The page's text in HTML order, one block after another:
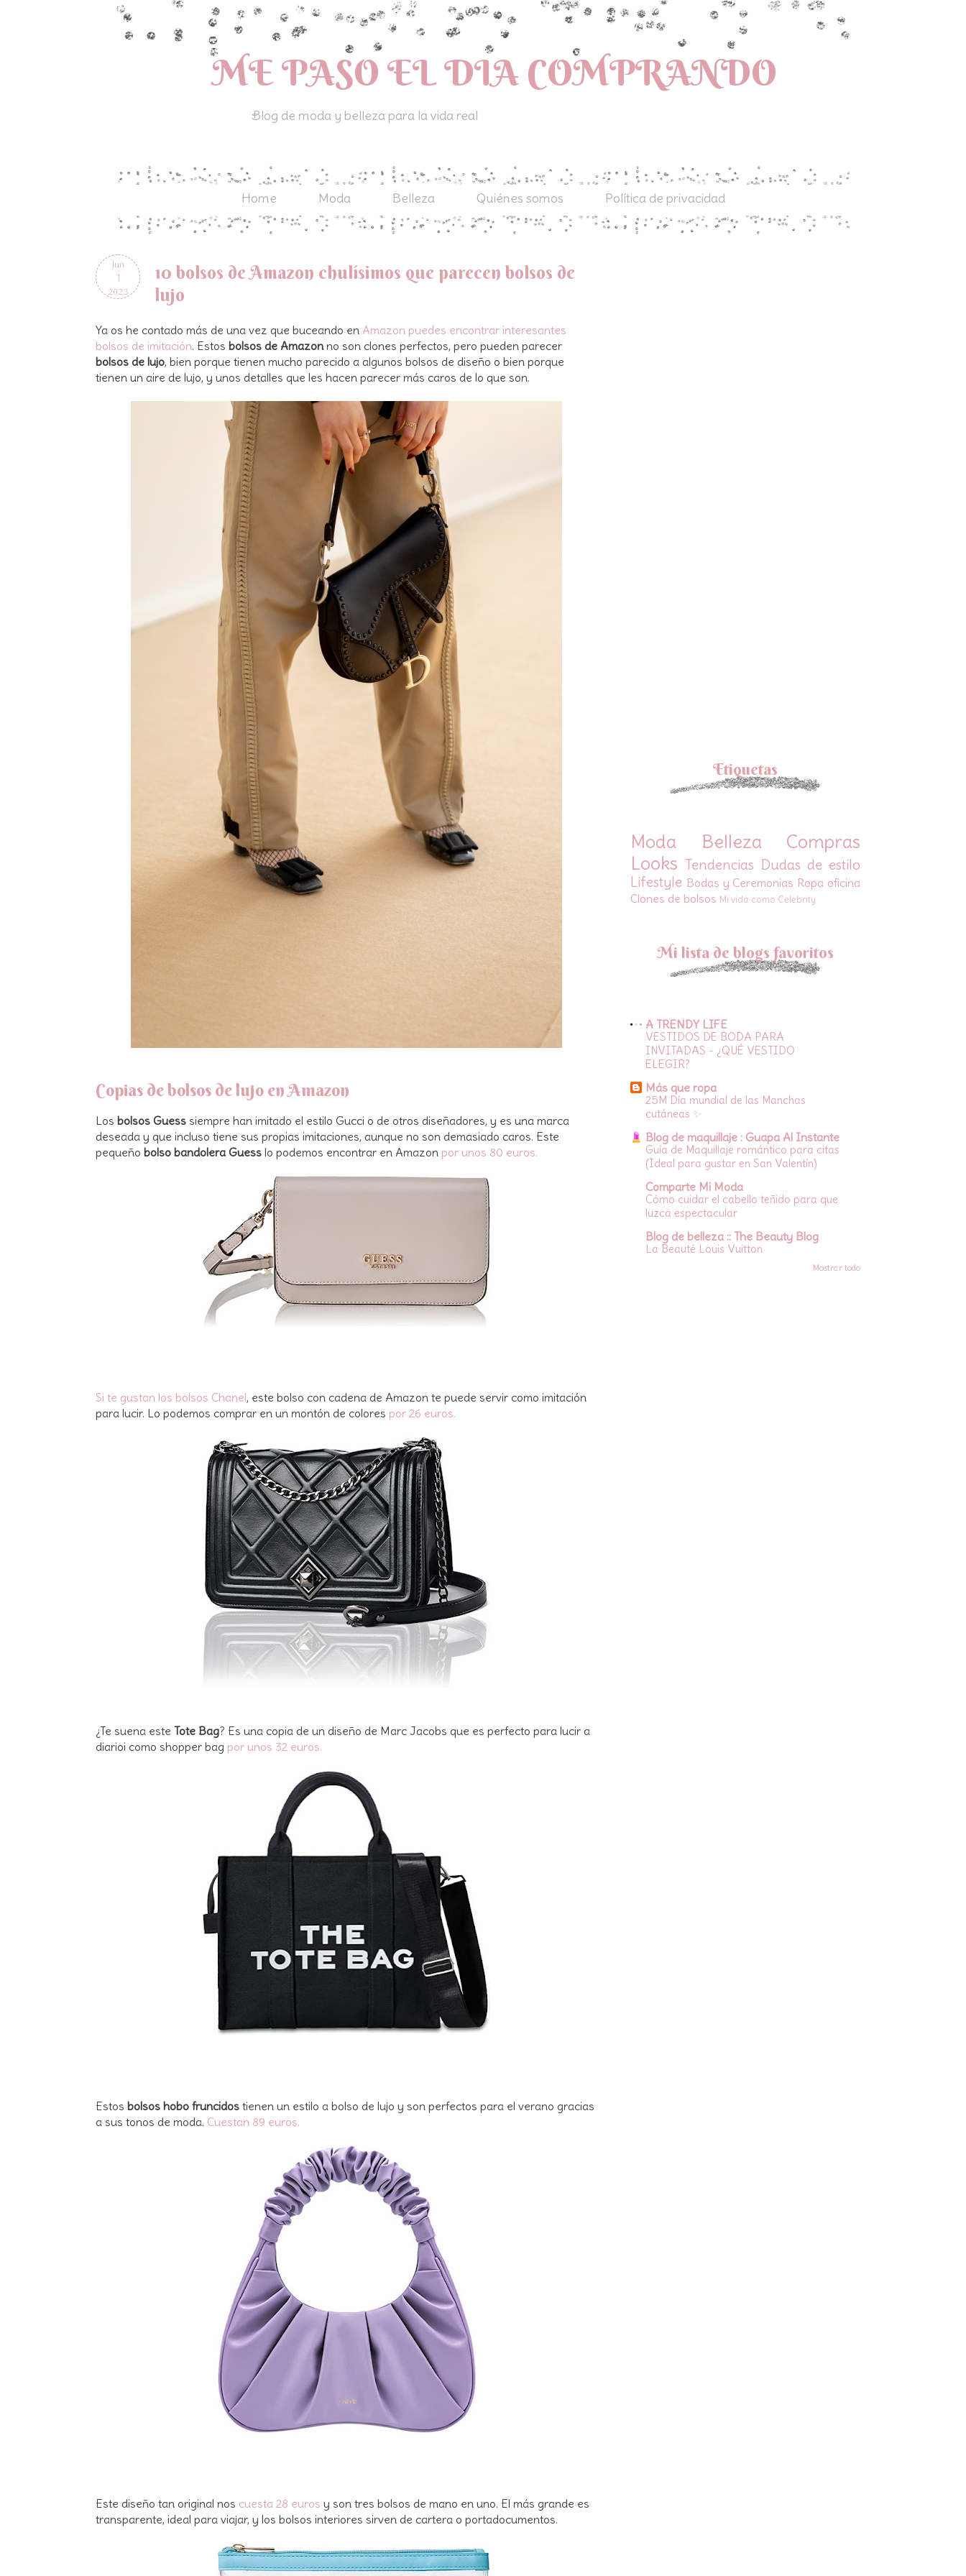
ME PASO EL DIA COMPRANDO
Blog de moda y belleza para la vida real
Home Moda Belleza Quiénes somos Política de privacidad
Jun
1
2023
10 bolsos de Amazon chulísimos que parecen bolsos de
lujo
Ya os he contado más de una vez que buceando en Amazon puedes encontrar interesantes
bolsos de imitación. Estos bolsos de Amazonno son clones perfectos, pero pueden parecer
bolsos de lujo, bien porque tienen mucho parecido a algunos bolsos de diseño o bien porque
tienen un aire de lujo, y unos detalles que les hacen parecer más caros de lo que son.
Copias de bolsos de lujo en Amazon
Los bolsos Guess siempre han imitado el estilo Gucci o de otros diseñadores, y es una marca
deseada y que incluso tiene sus propias imitaciones, aunque no son demasiado caros. Este
pequeño bolso bandolera Guess lo podemos encontrar en Amazon por unos 80 euros.
Si te gustan los bolsos Chanel, este bolso con cadena de Amazon te puede servir como imitación
para lucir. Lo podemos comprar en un montón de colores por 26 euros.
¿Te suena este Tote Bag? Es una copia de un diseño de Marc Jacobs que es perfecto para lucir a
diarioi como shopper bag por unos 32 euros.
Estos bolsos hobo fruncidos tienen un estilo a bolso de lujo y son perfectos para el verano gracias
a sus tonos de moda. Cuestan 89 euros.
Este diseño tan original nos cuesta 28 euros y son tres bolsos de mano en uno. El más grande es
transparente, ideal para viajar, y los bolsos interiores sirven de cartera o portadocumentos.
Etiquetas
Moda Belleza
Compras
Looks Tendencias Dudas de estilo
Lifestyle Bodas y Ceremonias Ropa oficina
Clones de bolsos Mi vida como Celebrity
Mi lista de blogs favoritos
A TRENDY LIFE
VESTIDOS DE BODA PARA
INVITADAS - ¿QUÉ VESTIDO
ELEGIR?
Más que ropa
25M Día mundial de las Manchas
cutáneas ✨
Blog de maquillaje : Guapa Al Instante
Guía de Maquillaje romántico para citas
(Ideal para gustar en San Valentín)
Comparte Mi Moda
Cómo cuidar el cabello teñido para que
luzca espectacular
Blog de belleza :: The Beauty Blog
La Beauté Louis Vuitton
Mostrar todo